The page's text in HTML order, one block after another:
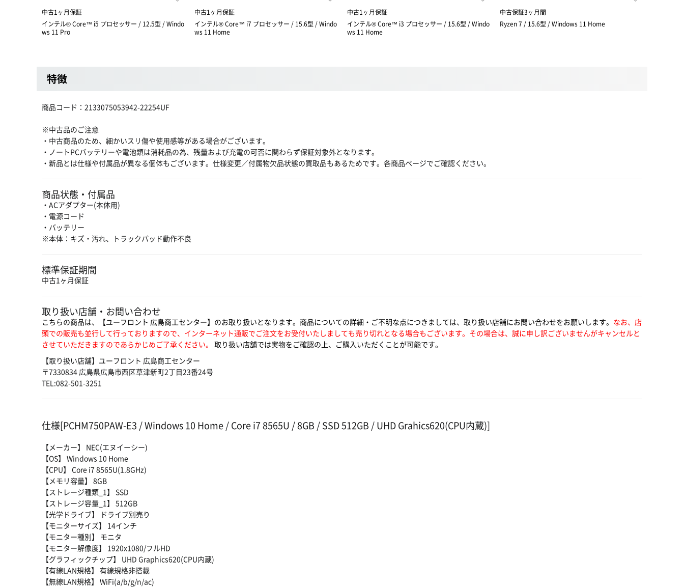
中古1ヶ月保証
インテル® Core™ i5 プロセッサー / 12.5型 / Windo
ws 11 Pro
中古1ヶ月保証
インテル® Core™ i7 プロセッサー / 15.6型 / Windo
ws 11 Home
中古1ヶ月保証
インテル® Core™ i3 プロセッサー / 15.6型 / Windo
ws 11 Home
中古保証3ヶ月間
Ryzen 7 / 15.6型 / Windows 11 Home
特徴
商品コード：2133075053942-22254UF
※中古品のご注意
・中古商品のため、細かいスリ傷や使用感等がある場合がございます。
・ノートPCバッテリーや電池類は消耗品の為、残量および充電の可否に関わらず保証対象外となります。
・新品とは仕様や付属品が異なる個体もございます。仕様変更／付属物欠品状態の買取品もあるためです。各商品ページでご確認ください。
商品状態・付属品
・ACアダプター(本体用)
・電源コード
・バッテリー
※本体：キズ・汚れ、トラックパッド動作不良
標準保証期間
中古1ヶ月保証
取り扱い店舗・お問い合わせ
こちらの商品は、【ユーフロント 広島商工センター】のお取り扱いとなります。商品についての詳細・ご不明な点につきましては、取り扱い店舗にお問い合わせをお願いします。 なお、店
頭での販売も並行して行っておりますので、インターネット通販でご注文をお受付いたしましても売り切れとなる場合もございます。その場合は、誠に申し訳ございませんがキャンセルと
させていただきますのであらかじめご了承ください。 取り扱い店舗では実物をご確認の上、ご購入いただくことが可能です。
【取り扱い店舗】ユーフロント 広島商工センター
〒7330834 広島県広島市西区草津新町2丁目23番24号
TEL:082-501-3251
仕様[PCHM750PAW-E3 / Windows 10 Home / Core i7 8565U / 8GB / SSD 512GB / UHD Grahics620(CPU内蔵)]
【メーカー】 NEC(エヌイーシー)
【OS】 Windows 10 Home
【CPU】 Core i7 8565U(1.8GHz)
【メモリ容量】 8GB
【ストレージ種類_1】 SSD
【ストレージ容量_1】 512GB
【光学ドライブ】 ドライブ別売り
【モニターサイズ】 14インチ
【モニター種別】 モニタ
【モニター解像度】 1920x1080/フルHD
【グラフィックチップ】 UHD Graphics620(CPU内蔵)
【有線LAN規格】 有線規格非搭載
【無線LAN規格】 WiFi(a/b/g/n/ac)